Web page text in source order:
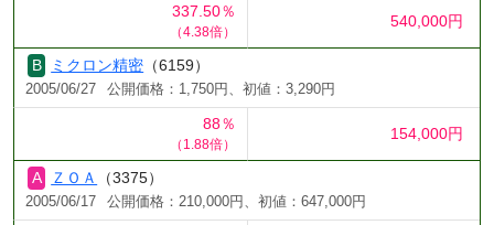
337.50％
（4.38倍）
540,000円
ミクロン精密 （6159）
2005/06/27 公開価格：1,750円、初値：3,290円
88％
（1.88倍）
154,000円
ＺＯＡ （3375）
2005/06/17 公開価格：210,000円、初値：647,000円